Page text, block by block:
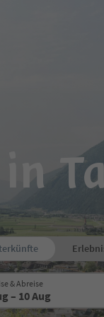
& Abreise
– 10 Aug
Leertaste oder